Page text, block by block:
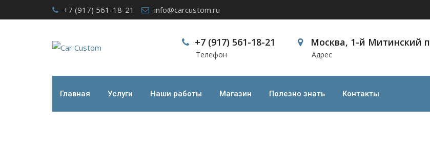
to
+7 (917) 561-18-21 info@carcustom.ru
+7 (917) 561-18-21
Телефон
Москва, 1-й Митинский
Адрес
Главная Услуги Наши работы Магазин Полезно знать Контакты
Шумоизоляция микроавтобуса Toyota